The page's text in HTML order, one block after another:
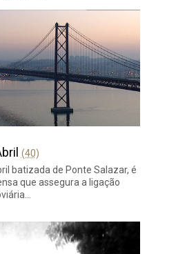
(40)
batizada de Ponte Salazar, é
que assegura a ligação